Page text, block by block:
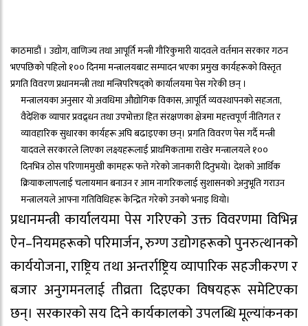
काठमाडौं । उद्योग, वाणिज्य तथा आपूर्ति मन्त्री गौरिकुमारी यादवले वर्तमान सरकार गठन
भएपछिको पहिलो १०० दिनमा मन्त्रालयबाट सम्पादन भएका प्रमुख कार्यहरूको विस्तृत
प्रगति विवरण प्रधानमन्त्री तथा मन्त्रिपरिषद्को कार्यालयमा पेस गरेकी छन् ।
मन्त्रालयका अनुसार यो अवधिमा औद्योगिक विकास, आपूर्ति व्यवस्थापनको सहजता,
वैदेशिक व्यापार प्रवद्र्धन तथा उपभोक्ता हित संरक्षणका क्षेत्रमा महत्त्वपूर्ण नीतिगत र
व्यावहारिक सुधारका कार्यहरू अघि बढाइएका छन्। प्रगति विवरण पेस गर्दै मन्त्री
यादवले सरकारले लिएका लक्ष्यहरूलाई प्राथमिकतामा राखेर मन्त्रालयले १००
दिनभित्र ठोस परिणाममुखी कामहरू फत्ते गरेको जानकारी दिनुभयो। देशको आर्थिक
क्रियाकलापलाई चलायमान बनाउन र आम नागरिकलाई सुशासनको अनुभूति गराउन
मन्त्रालयले आफ्ना गतिविधिहरू केन्द्रित गरेको उनको भनाइ थियो।
प्रधानमन्त्री कार्यालयमा पेस गरिएको उक्त विवरणमा विभिन्न
ऐन–नियमहरूको परिमार्जन, रुग्ण उद्योगहरूको पुनरुत्थानको
कार्ययोजना, राष्ट्रिय तथा अन्तर्राष्ट्रिय व्यापारिक सहजीकरण र
बजार अनुगमनलाई तीव्रता दिइएका विषयहरू समेटिएका
छन्। सरकारको सय दिने कार्यकालको उपलब्धि मूल्यांकनका